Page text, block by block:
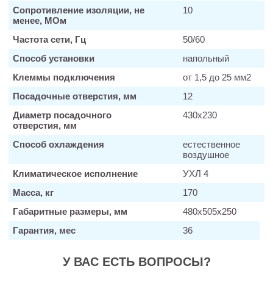
Сопротивление изоляции, не
менее, МОм
10
Частота сети, Гц
50/60
Способ установки
напольный
Клеммы подключения
от 1,5 до 25 мм2
Посадочные отверстия, мм
12
Диаметр посадочного
отверстия, мм
430х230
Способ охлаждения
естественное
воздушное
Климатическое исполнение
УХЛ 4
Масса, кг
170
Габаритные размеры, мм
480х505х250
Гарантия, мес
36
У ВАС ЕСТЬ ВОПРОСЫ?